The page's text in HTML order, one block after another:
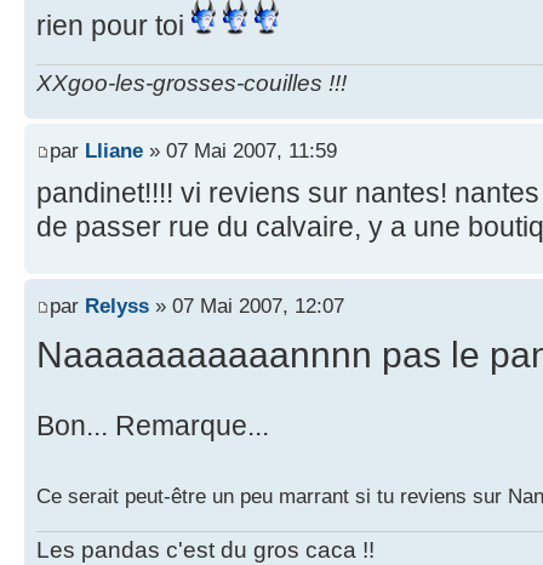
rien pour toi
XXgoo-les-grosses-couilles !!!
par Lliane » 07 Mai 2007, 11:59
pandinet!!!! vi reviens sur nantes!
de passer rue du calvaire, y a une
par Relyss » 07 Mai 2007, 12:07
Naaaaaaaaaaannnn pas le
Bon... Remarque...
Ce serait peut-être un peu marrant si tu reviens sur
Les pandas c'est du gros caca !!